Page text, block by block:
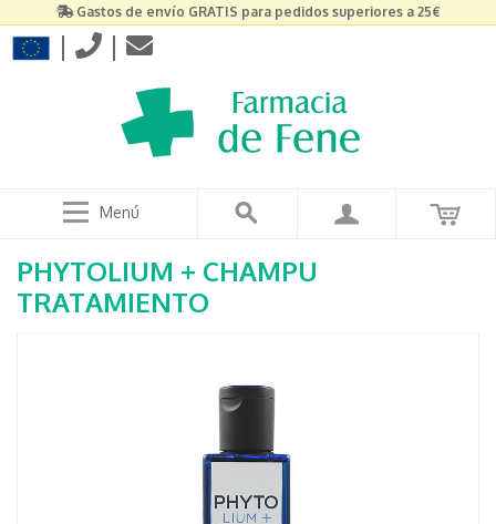
Gastos de envío GRATIS para pedidos superiores a 25€
| |
Menú
PHYTOLIUM + CHAMPU
TRATAMIENTO